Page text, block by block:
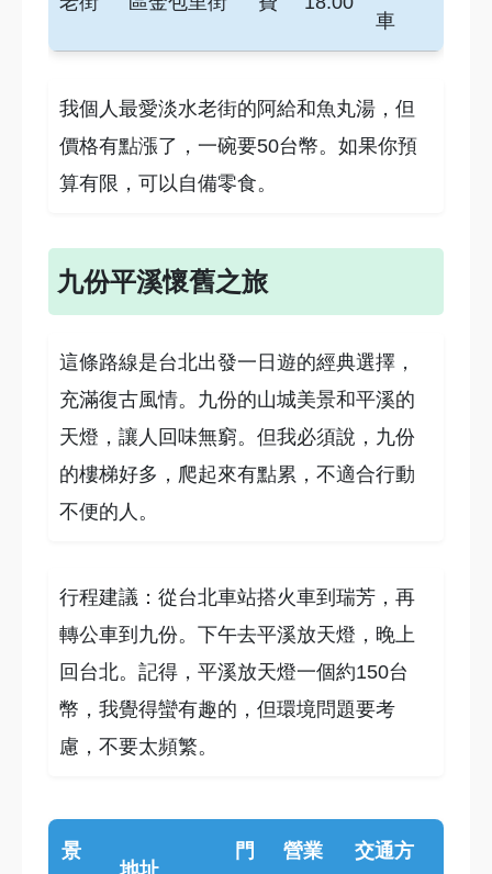
車
我個人最愛淡水老街的阿給和魚丸湯，但
價格有點漲了，一碗要50台幣。如果你預
算有限，可以自備零食。
九份平溪懷舊之旅
這條路線是台北出發一日遊的經典選擇，
充滿復古風情。九份的山城美景和平溪的
天燈，讓人回味無窮。但我必須說，九份
的樓梯好多，爬起來有點累，不適合行動
不便的人。
行程建議：從台北車站搭火車到瑞芳，再
轉公車到九份。下午去平溪放天燈，晚上
回台北。記得，平溪放天燈一個約150台
幣，我覺得蠻有趣的，但環境問題要考
慮，不要太頻繁。
景
地址
門 營業 交通方